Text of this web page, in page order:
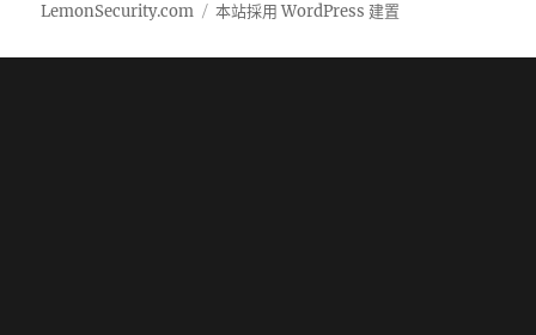
LemonSecurity.com 本站採用 WordPress 建置